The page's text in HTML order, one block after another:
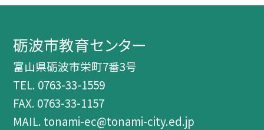
砺波市教育センター
富山県砺波市栄町7番3号
TEL. 0763-33-1559
FAX. 0763-33-1157
MAIL. tonami-ec@tonami-city.ed.jp